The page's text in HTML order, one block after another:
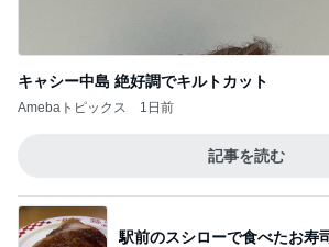
Amebaトピックス 12時間前
Amebaトピックス 1日前
抗がん剤2日目の体調と副作用